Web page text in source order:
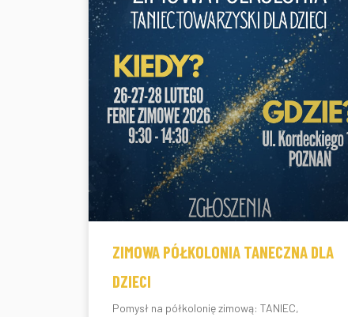
ZIMOWA PÓŁKOLONIA TANECZNA DLA
DZIECI
Pomysł na półkolonię zimową: TANIEC,